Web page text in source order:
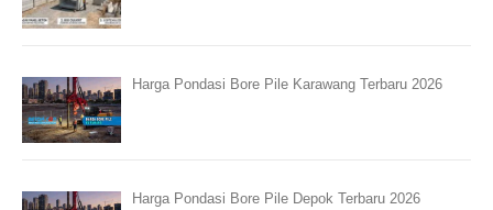
Harga Pondasi Bore Pile Karawang Terbaru 2026
Harga Pondasi Bore Pile Depok Terbaru 2026